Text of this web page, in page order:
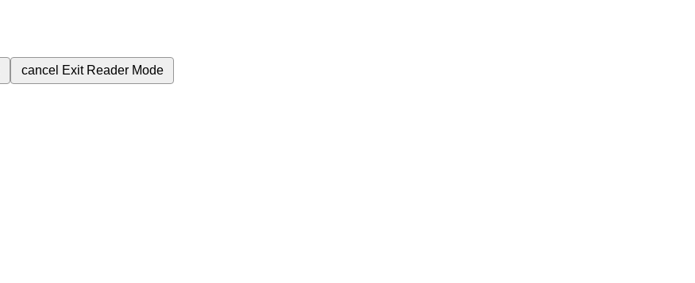
cancel Exit Reader Mode